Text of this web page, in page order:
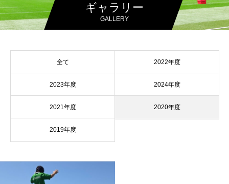
ギャラリー
GALLERY
全て 2022年度
2023年度 2024年度
2021年度 2020年度
2019年度